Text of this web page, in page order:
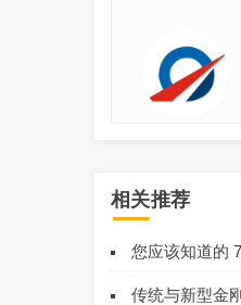
相关推荐
您应该知道的
传统与新型金